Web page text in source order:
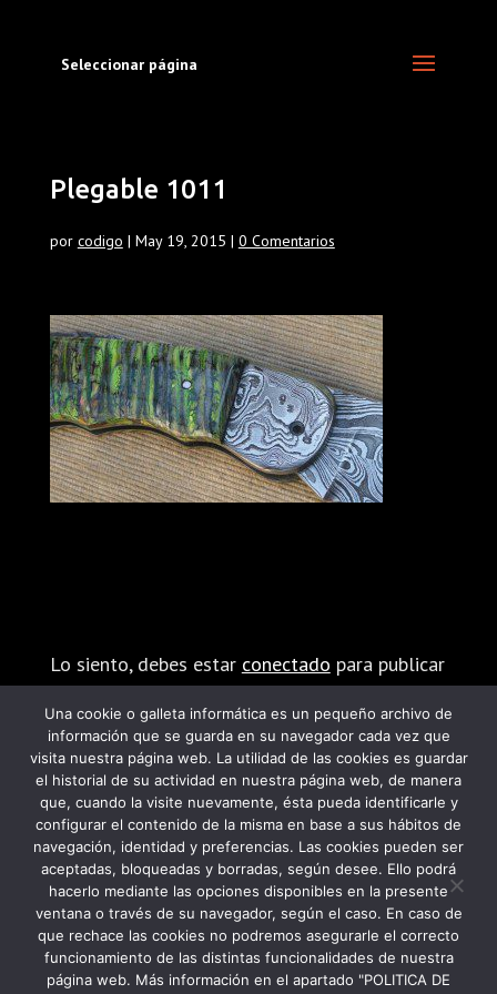
Seleccionar página
Plegable 1011
por codigo | May 19, 2015 | 0 Comentarios
Lo siento, debes estar conectado para publicar
PROGRAMA KIT DIGITAL FINANCIADO POR
LOS FONDOS NEXT GENERATION DEL
MECANISMO DE RECUPERACIÓN Y
RESILIENCIA
Una cookie o galleta informática es un pequeño archivo de
información que se guarda en su navegador cada vez que
visita nuestra página web. La utilidad de las cookies es guardar
el historial de su actividad en nuestra página web, de manera
que, cuando la visite nuevamente, ésta pueda identificarle y
configurar el contenido de la misma en base a sus hábitos de
navegación, identidad y preferencias. Las cookies pueden ser
aceptadas, bloqueadas y borradas, según desee. Ello podrá
hacerlo mediante las opciones disponibles en la presente
ventana o través de su navegador, según el caso. En caso de
que rechace las cookies no podremos asegurarle el correcto
funcionamiento de las distintas funcionalidades de nuestra
página web. Más información en el apartado "POLITICA DE